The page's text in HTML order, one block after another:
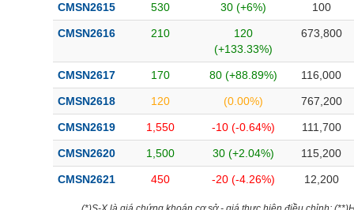
CMSN2615 530 30 (+6%) 100
CMSN2616 210
120
(+133.33%)
673,800
CMSN2617 170 80 (+88.89%) 116,000
CMSN2618 120 (0.00%) 767,200
CMSN2619 1,550 -10 (-0.64%) 111,700
CMSN2620 1,500 30 (+2.04%) 115,200
CMSN2621 450 -20 (-4.26%) 12,200
Dịch vụ(-)
Đào tạo
Sách tài chính
Công cụ đầu tư
Truyền thông tài chính
Dữ liệu tài chính